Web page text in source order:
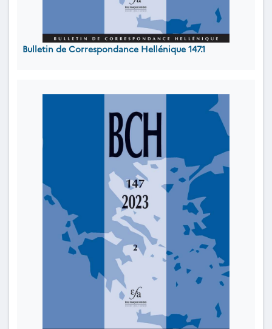
Bulletin de Correspondance Hellénique 147.1